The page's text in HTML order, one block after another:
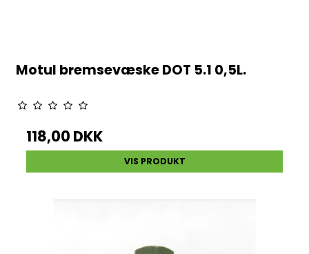
Motul bremsevæske DOT 5.1 0,5L.
118,00 DKK
VIS PRODUKT